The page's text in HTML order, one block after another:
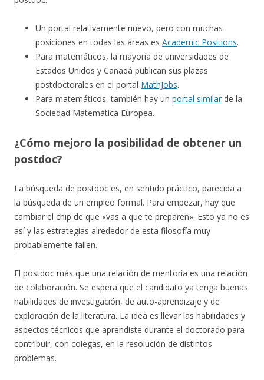
Un portal relativamente nuevo, pero con muchas
posiciones en todas las áreas es Academic Positions.
Para matemáticos, la mayoría de universidades de
Estados Unidos y Canadá publican sus plazas
postdoctorales en el portal MathJobs.
Para matemáticos, también hay un portal similar de la
Sociedad Matemática Europea.
¿Cómo mejoro la posibilidad de obtener un
postdoc?
La búsqueda de postdoc es, en sentido práctico, parecida a
la búsqueda de un empleo formal. Para empezar, hay que
cambiar el chip de que «vas a que te preparen». Esto ya no es
así y las estrategias alrededor de esta filosofía muy
probablemente fallen.
El postdoc más que una relación de mentoría es una relación
de colaboración. Se espera que el candidato ya tenga buenas
habilidades de investigación, de auto-aprendizaje y de
exploración de la literatura. La idea es llevar las habilidades y
aspectos técnicos que aprendiste durante el doctorado para
contribuir, con colegas, en la resolución de distintos
problemas.